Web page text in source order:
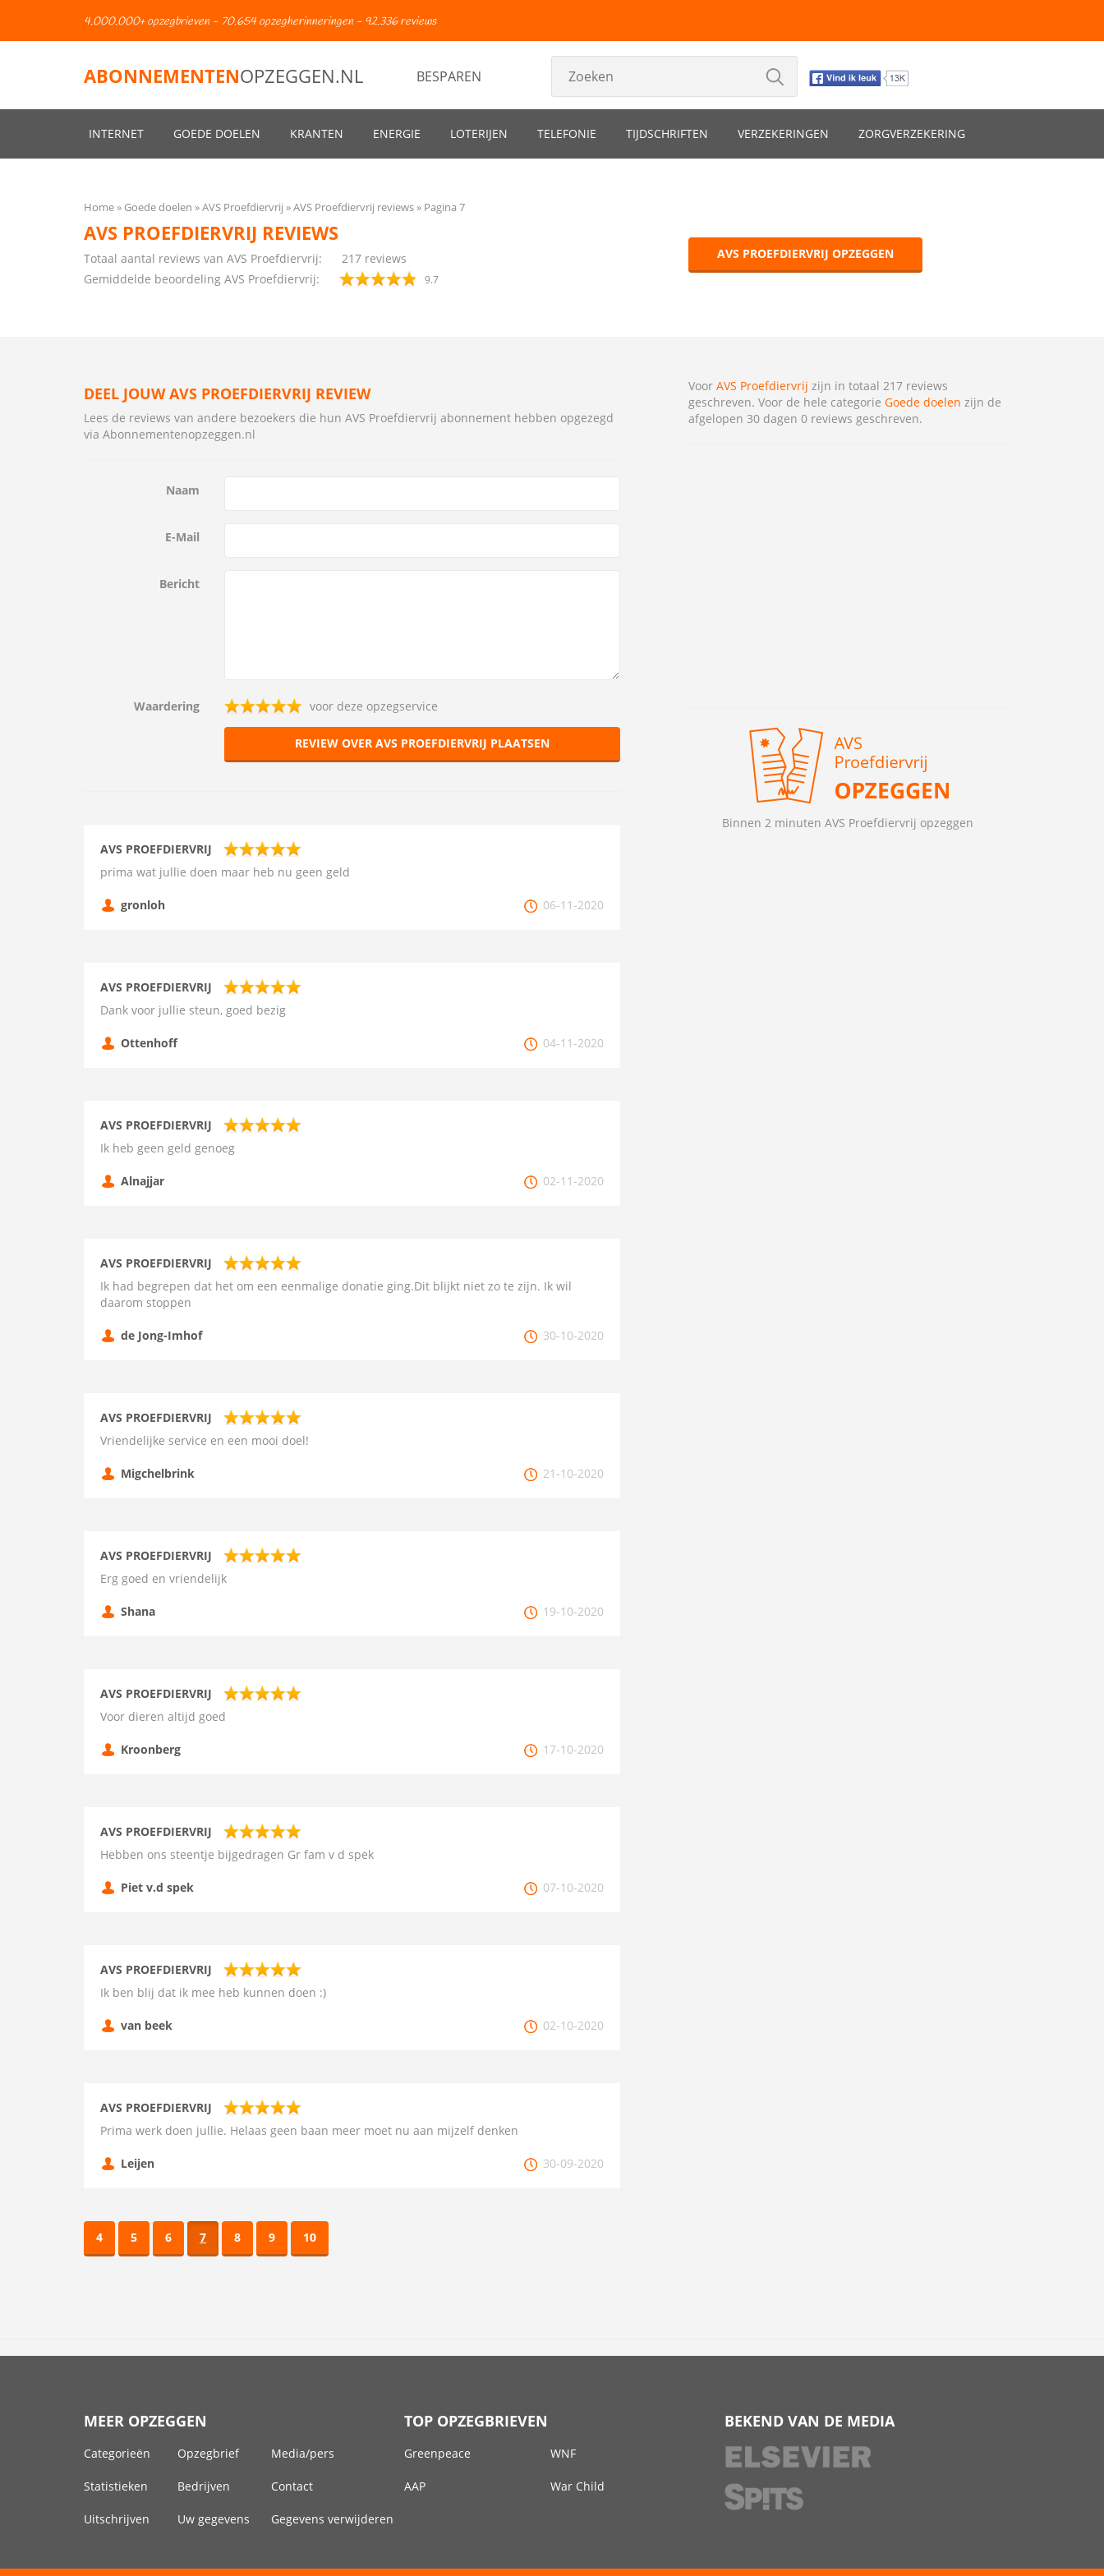
4.000.000+ opzegbrieven - 70.654 opzegherinneringen - 92.336 reviews
ABONNEMENTENOPZEGGEN.NL BESPAREN
INTERNET GOEDE DOELEN KRANTEN ENERGIE LOTERIJEN TELEFONIE TIJDSCHRIFTEN VERZEKERINGEN ZORGVERZEKERING
Home Goede doelen AVS Proefdiervrij AVS Proefdiervrij reviews Pagina 7
AVS PROEFDIERVRIJ REVIEWS
Totaal aantal reviews van AVS Proefdiervrij: 217 reviews
Gemiddelde beoordeling AVS Proefdiervrij:
9.7
AVS PROEFDIERVRIJ OPZEGGEN
DEEL JOUW AVS PROEFDIERVRIJ REVIEW
Lees de reviews van andere bezoekers die hun AVS Proefdiervrij abonnement hebben opgezegd
via Abonnementenopzeggen.nl
Naam
E-Mail
Bericht
Waardering voor deze opzegservice
REVIEW OVER AVS PROEFDIERVRIJ PLAATSEN
AVS PROEFDIERVRIJ
prima wat jullie doen maar heb nu geen geld
gronloh 06-11-2020
AVS PROEFDIERVRIJ
Dank voor jullie steun, goed bezig
Ottenhoff 04-11-2020
AVS PROEFDIERVRIJ
Ik heb geen geld genoeg
Alnajjar 02-11-2020
AVS PROEFDIERVRIJ
Ik had begrepen dat het om een eenmalige donatie ging.Dit blijkt niet zo te zijn. Ik wil
daarom stoppen
de Jong-Imhof 30-10-2020
AVS PROEFDIERVRIJ
Vriendelijke service en een mooi doel!
Migchelbrink 21-10-2020
AVS PROEFDIERVRIJ
Erg goed en vriendelijk
Shana 19-10-2020
AVS PROEFDIERVRIJ
Voor dieren altijd goed
Kroonberg 17-10-2020
AVS PROEFDIERVRIJ
Hebben ons steentje bijgedragen Gr fam v d spek
Piet v.d spek 07-10-2020
AVS PROEFDIERVRIJ
Ik ben blij dat ik mee heb kunnen doen :)
van beek 02-10-2020
AVS PROEFDIERVRIJ
Prima werk doen jullie. Helaas geen baan meer moet nu aan mijzelf denken
Leijen 30-09-2020
4 5 6 7 8 9 10
Voor AVS Proefdiervrij zijn in totaal 217 reviews
geschreven. Voor de hele categorie Goede doelen zijn de
afgelopen 30 dagen 0 reviews geschreven.
Binnen 2 minuten AVS Proefdiervrij opzeggen
MEER OPZEGGEN
Categorieën Opzegbrief Media/pers
Statistieken Bedrijven Contact
Uitschrijven Uw gegevens Gegevens verwijderen
TOP OPZEGBRIEVEN
Greenpeace WNF
AAP War Child
BEKEND VAN DE MEDIA